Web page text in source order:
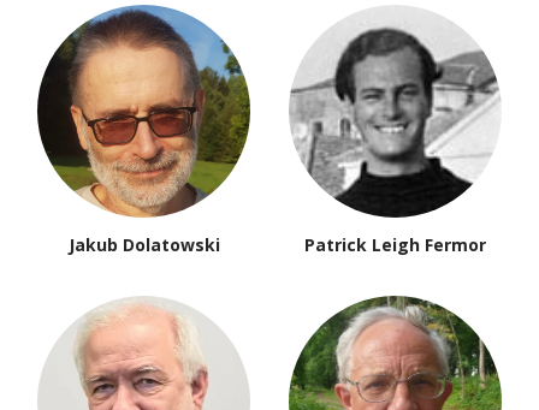
Jakub Dolatowski Patrick Leigh Fermor